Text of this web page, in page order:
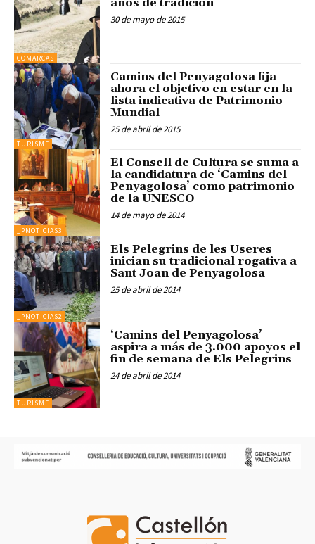
COMARCAS
30 de mayo de 2015
TURISME
Camins del Penyagolosa fija
ahora el objetivo en estar en la
lista indicativa de Patrimonio
Mundial
25 de abril de 2015
_PNOTICIAS3
El Consell de Cultura se suma a
la candidatura de ‘Camins del
Penyagolosa’ como patrimonio
de la UNESCO
14 de mayo de 2014
_PNOTICIAS2
Els Pelegrins de les Useres
inician su tradicional rogativa a
Sant Joan de Penyagolosa
25 de abril de 2014
TURISME
‘Camins del Penyagolosa’
aspira a más de 3.000 apoyos el
fin de semana de Els Pelegrins
24 de abril de 2014